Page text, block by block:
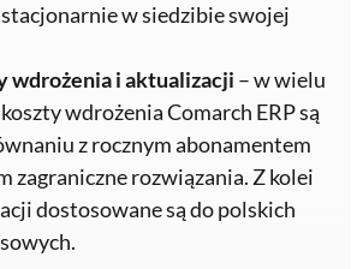
w siedzibie swojej
wdrożenia i aktualizacji – w wielu
wdrożenia Comarch ERP są
z rocznym abonamentem
zagraniczne rozwiązania. Z kolei
dostosowane są do polskich